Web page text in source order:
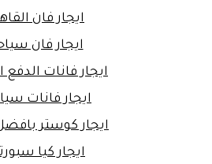
ايجار فان
ايجار فان
ايجار فانات الدفع
ايجار فانات
ايجار كوستر
ايجار كيا